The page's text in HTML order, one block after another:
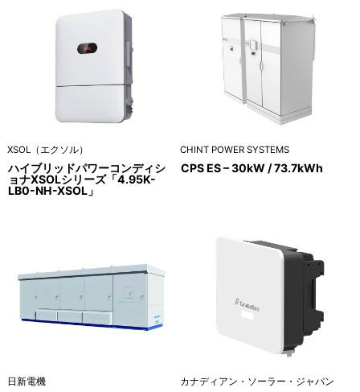
XSOL（エクソル）
ハイブリッドパワーコンディシ
ョナXSOLシリーズ「4.95K-
LB0-NH-XSOL」
CHINT POWER SYSTEMS
CPS ES – 30kW / 73.7kWh
日新電機 カナディアン・ソーラー・ジャパン